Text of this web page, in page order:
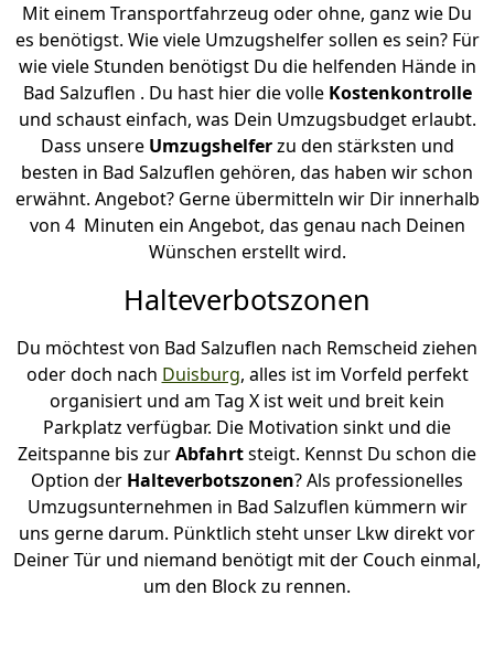
Mit einem Transportfahrzeug oder ohne, ganz wie Du
es benötigst. Wie viele Umzugshelfer sollen es sein? Für
wie viele Stunden benötigst Du die helfenden Hände in
Bad Salzuflen . Du hast hier die volle Kostenkontrolle
und schaust einfach, was Dein Umzugsbudget erlaubt.
Dass unsere Umzugshelferzu den stärksten und
besten in Bad Salzuflen gehören, das haben wir schon
erwähnt. Angebot? Gerne übermitteln wir Dir innerhalb
von 4 Minuten ein Angebot, das genau nach Deinen
Wünschen erstellt wird.
Halteverbotszonen
Du möchtest von Bad Salzuflen nach Remscheid ziehen
oder doch nach Duisburg, alles ist im Vorfeld perfekt
organisiert und am Tag X ist weit und breit kein
Parkplatz verfügbar. Die Motivation sinkt und die
Zeitspanne bis zurAbfahrtsteigt. Kennst Du schon die
Option der Halteverbotszonen? Als professionelles
Umzugsunternehmen in Bad Salzuflen kümmern wir
uns gerne darum. Pünktlich steht unser Lkw direkt vor
Deiner Tür und niemand benötigt mit der Couch einmal,
um den Block zu rennen.